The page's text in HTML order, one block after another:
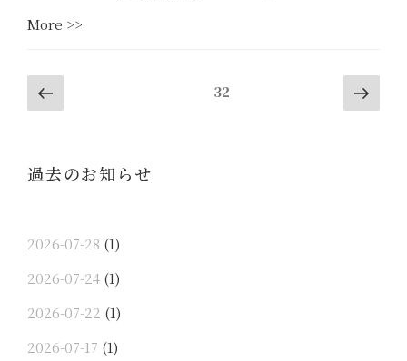
More >>
の
ら
投
稿
ビ
ゲ
シ
ン
Previous
page
32 Next
過去のお知らせ
2026-07-28 (1)
2026-07-24 (1)
2026-07-22 (1)
2026-07-17 (1)